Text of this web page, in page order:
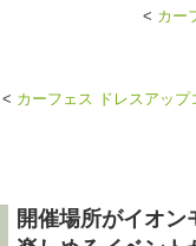
< カー
< カーフェス ドレスアッ
開催場所がイオ